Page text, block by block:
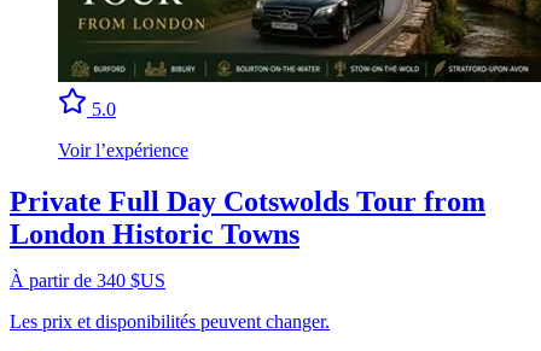
5.0
Voir l’expérience
Private Full Day Cotswolds Tour from
London Historic Towns
À partir de 340 $US
Les prix et disponibilités peuvent changer.